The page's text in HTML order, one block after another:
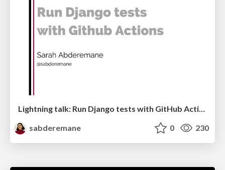
Lightning talk: Run Django tests with GitHub Actions
sabderemane
0 230